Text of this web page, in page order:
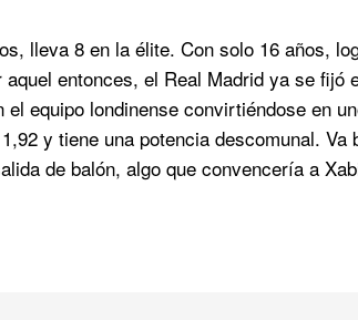
lleva 8 en la élite. Con solo 16 años,
aquel entonces, el Real Madrid ya se
el equipo londinense convirtiéndose en
y tiene una potencia descomunal.
de balón, algo que convencería a